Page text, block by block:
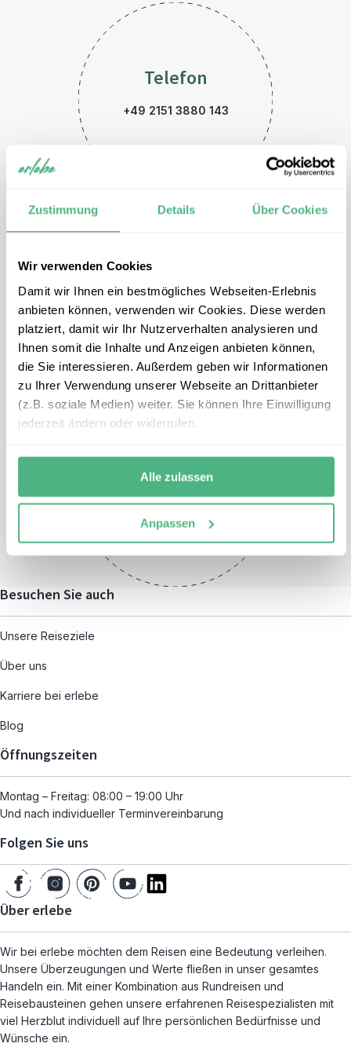
Zustimmung Details Über Cookies
Wir verwenden Cookies
Damit wir Ihnen ein bestmögliches Webseiten-Erlebnis
anbieten können, verwenden wir Cookies. Diese werden
platziert, damit wir Ihr Nutzerverhalten analysieren und
Ihnen somit die Inhalte und Anzeigen anbieten können,
die Sie interessieren. Außerdem geben wir Informationen
zu Ihrer Verwendung unserer Webseite an Drittanbieter
(z.B. soziale Medien) weiter. Sie können Ihre Einwilligung
jederzeit ändern oder widerrufen.
Alle zulassen
Anpassen
Telefon
+49 2151 3880 143
E-Mail
kanada@erlebe.de
Montag – Freitag:
und nach individueller
Terminvereinbarung
Besuchen Sie auch
Unsere Reiseziele
Über uns
Karriere bei erlebe
Blog
Öffnungszeiten
Montag – Freitag: 08:00 – 19:00 Uhr
Und nach individueller Terminvereinbarung
Folgen Sie uns
Über erlebe
Wir bei erlebe möchten dem Reisen eine Bedeutung verleihen.
Unsere Überzeugungen und Werte fließen in unser gesamtes
Handeln ein. Mit einer Kombination aus Rundreisen und
Reisebausteinen gehen unsere erfahrenen Reisespezialisten mit
viel Herzblut individuell auf Ihre persönlichen Bedürfnisse und
Wünsche ein.